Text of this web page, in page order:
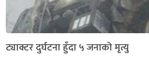
ट्याक्टर दुर्घटना हुँदा ५ जनाको मृत्यु